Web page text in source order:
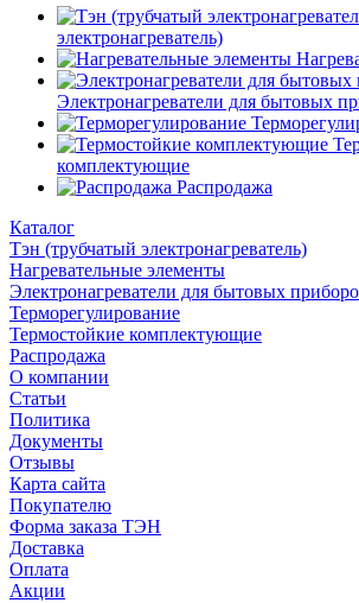
электронагреватель)
Электронагреватели для бытовых
комплектующие
Распродажа
Каталог
Тэн (трубчатый электронагреватель)
Нагревательные элементы
Электронагреватели для бытовых
Терморегулирование
Термостойкие комплектующие
Распродажа
О компании
Статьи
Политика
Документы
Отзывы
Карта сайта
Покупателю
Форма заказа ТЭН
Доставка
Оплата
Акции